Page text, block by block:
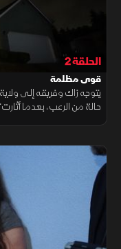
الحلقة 2
قوى مظلمة
يتوجه زاك وفريقه إلى
حالة من الرعب، بعدما